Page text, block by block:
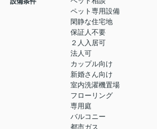
ペット専用設備
閑静な住宅地
保証人不要
２人入居可
法人可
カップル向け
新婚さん向け
室内洗濯機置場
フローリング
専用庭
バルコニー
都市ガス